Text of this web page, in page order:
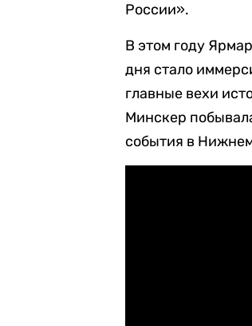
России».
В этом году
дня стало
главные вехи
Минскер
события в